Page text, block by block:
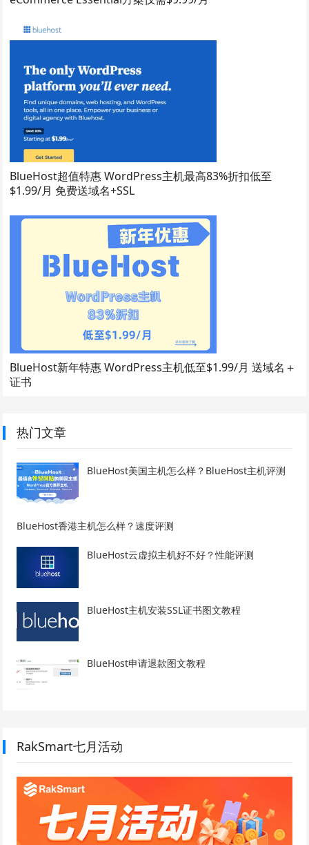
BlueHost超值特惠 WordPress主机最高83%折扣低至
$1.99/月 免费送域名+SSL
BlueHost新年特惠 WordPress主机低至$1.99/月 送域名＋
证书
热门文章
BlueHost美国主机怎么样？BlueHost主机评测
BlueHost香港主机怎么样？速度评测
BlueHost云虚拟主机好不好？性能评测
BlueHost主机安装SSL证书图文教程
BlueHost申请退款图文教程
RakSmart七月活动